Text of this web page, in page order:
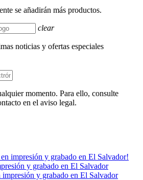
se añadirán más productos.
clear
noticias y ofertas especiales
momento. Para ello, consulte
en el aviso legal.
en impresión y grabado en El Salvador!
y grabado en El Salvador
y grabado en El Salvador